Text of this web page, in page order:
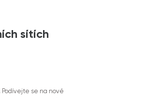
sítích
se na nové